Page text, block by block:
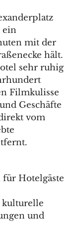
ein
mit der
hält.
sehr ruhig
Filmkulisse
Geschäfte
vom
Hotelgäste
kulturelle
und